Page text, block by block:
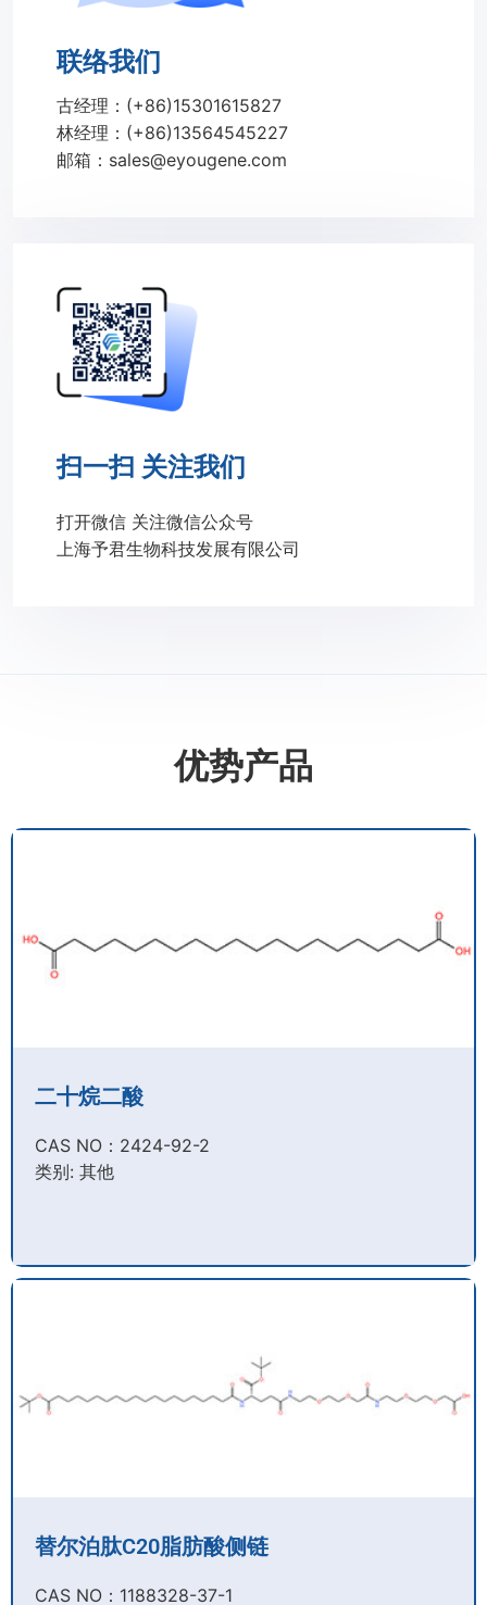
联络我们
古经理：(+86)15301615827
林经理：(+86)13564545227
邮箱：sales@eyougene.com
扫一扫 关注我们
打开微信 关注微信公众号
上海予君生物科技发展有限公司
优势产品
二十烷二酸
CAS NO：2424-92-2​
类别: 其他
替尔泊肽C20脂肪酸侧链
CAS NO：1188328-37-1